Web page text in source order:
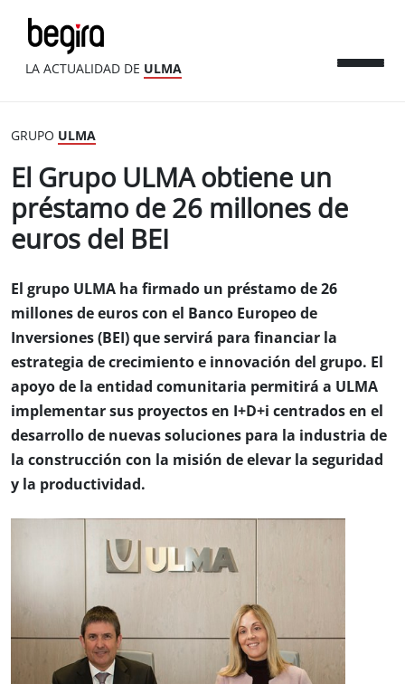
LA ACTUALIDAD DE ULMA
GRUPO ULMA
El Grupo ULMA obtiene un
préstamo de 26 millones de
euros del BEI
El grupo ULMA ha firmado un préstamo de 26
millones de euros con el Banco Europeo de
Inversiones (BEI) que servirá para financiar la
estrategia de crecimiento e innovación del grupo. El
apoyo de la entidad comunitaria permitirá a ULMA
implementar sus proyectos en I+D+i centrados en el
desarrollo de nuevas soluciones para la industria de
la construcción con la misión de elevar la seguridad
y la productividad.